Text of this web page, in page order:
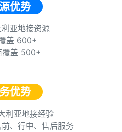
优势
亚地接资源
盖 600+
覆盖 500+
优势
利亚地接经验
、行中、售后服务